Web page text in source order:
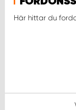
Här hittar du